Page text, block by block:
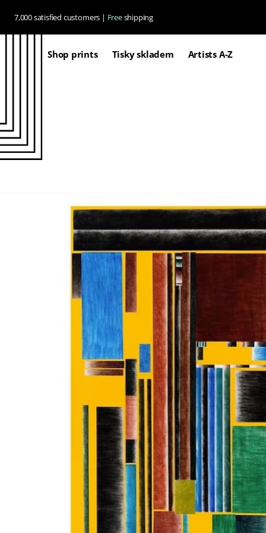
content
7,000 satisfied customers | Freeshipping
Shop prints Tisky skladem Artists A-Z